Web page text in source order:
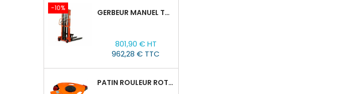
-10% GERBEUR MANUEL TOR CTY-EH 1,5T/1,6M FOURCHES RÉGLABLES 320-770 MM
base
801,90 € HT
962,28 € TTC
PATIN ROULEUR ROTATIVE WCRP-5, CAPACITÉ DE CHARGE 4T